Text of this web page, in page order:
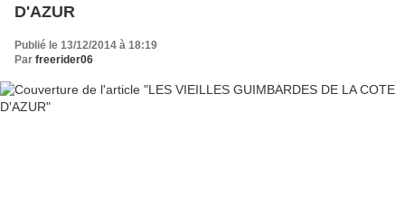
D'AZUR
Publié le 13/12/2014 à 18:19
Par freerider06